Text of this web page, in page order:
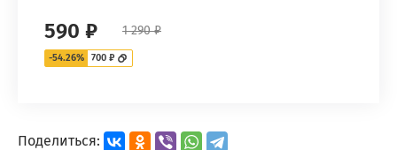
590 ₽ 1 290 ₽
-54.26% 700 ₽
Поделиться: